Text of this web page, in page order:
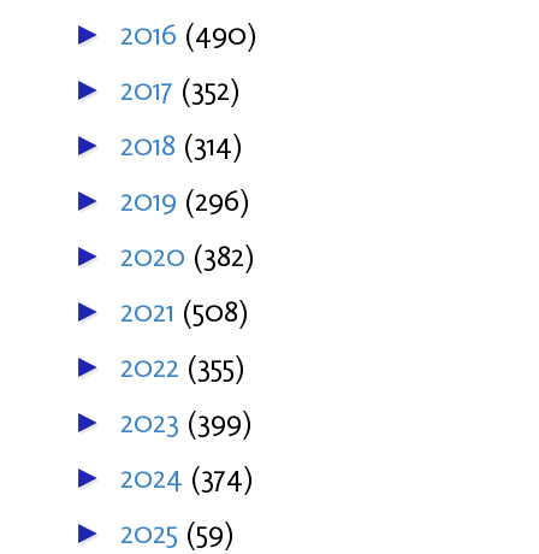
► 2016 (490)
► 2017 (352)
► 2018 (314)
► 2019 (296)
► 2020 (382)
► 2021 (508)
► 2022 (355)
► 2023 (399)
► 2024 (374)
► 2025 (59)